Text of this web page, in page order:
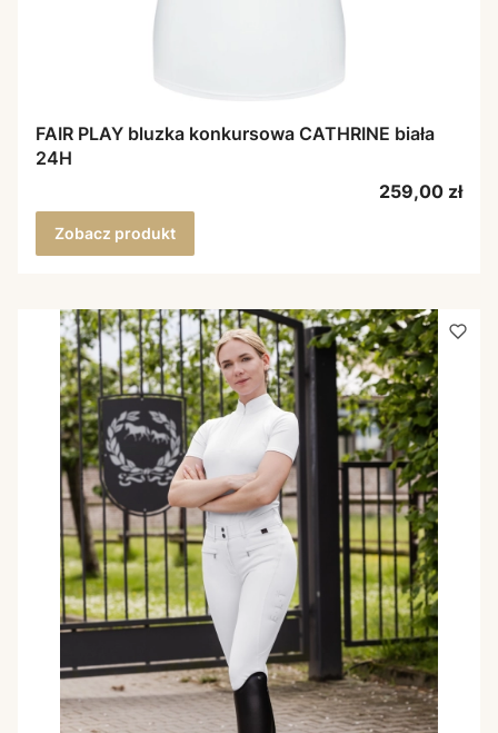
FAIR PLAY bluzka konkursowa CATHRINE biała
24H
Cena
259,00 zł
Zobacz produkt